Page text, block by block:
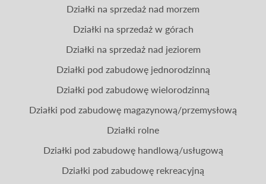
Działki na sprzedaż nad morzem
Działki na sprzedaż w górach
Działki na sprzedaż nad jeziorem
Działki pod zabudowę jednorodzinną
Działki pod zabudowę wielorodzinną
Działki pod zabudowę magazynową/przemysłową
Działki rolne
Działki pod zabudowę handlową/usługową
Działki pod zabudowę rekreacyjną